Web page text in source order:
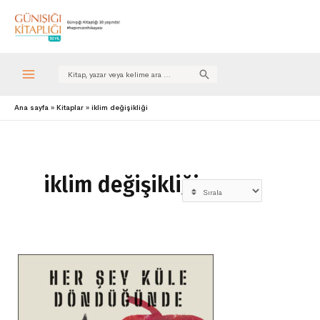
Search
Ana sayfa Kitaplar iklim değişikliği
iklim değişikliği